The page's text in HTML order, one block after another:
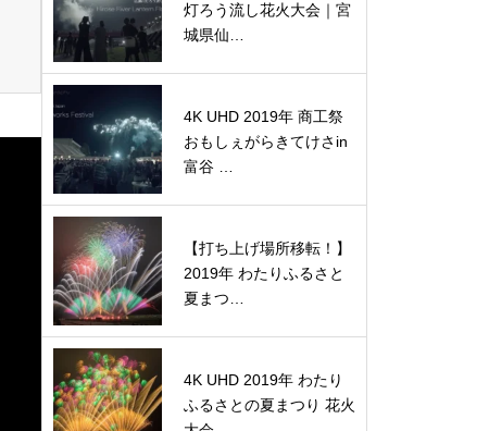
灯ろう流し花火大会｜宮
城県仙…
4K UHD 2019年 商工祭
おもしぇがらきてけさin
富谷 …
【打ち上げ場所移転！】
2019年 わたりふるさと
夏まつ…
4K UHD 2019年 わたり
ふるさとの夏まつり 花火